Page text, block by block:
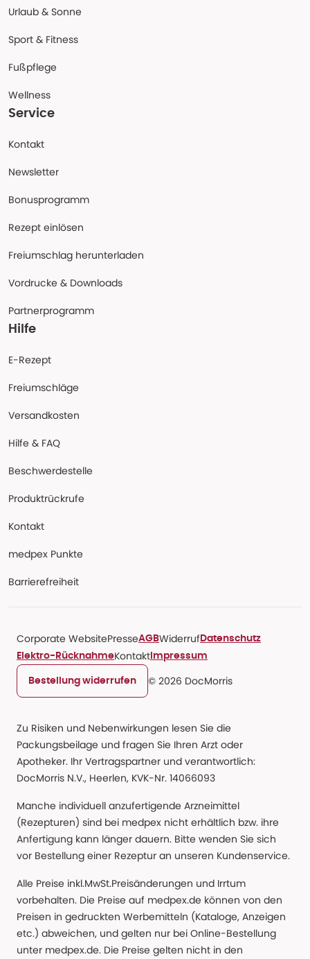
Urlaub & Sonne
Sport & Fitness
Fußpflege
Wellness
Service
Kontakt
Newsletter
Bonusprogramm
Rezept einlösen
Freiumschlag herunterladen
Vordrucke & Downloads
Partnerprogramm
Hilfe
E-Rezept
Freiumschläge
Versandkosten
Hilfe & FAQ
Beschwerdestelle
Produktrückrufe
Kontakt
medpex Punkte
Barrierefreiheit
Corporate WebsitePresseAGBWiderruf Datenschutz
Elektro-RücknahmeKontakt Impressum
Bestellung widerrufen © 2026 DocMorris
Zu Risiken und Nebenwirkungen lesen Sie die
Packungsbeilage und fragen Sie Ihren Arzt oder
Apotheker. Ihr Vertragspartner und verantwortlich:
DocMorris N.V., Heerlen, KVK-Nr. 14066093
Manche individuell anzufertigende Arzneimittel
(Rezepturen) sind bei medpex nicht erhältlich bzw. ihre
Anfertigung kann länger dauern. Bitte wenden Sie sich
vor Bestellung einer Rezeptur an unseren Kundenservice.
Alle Preise inkl.MwSt.Preisänderungen und Irrtum
vorbehalten. Die Preise auf medpex.de können von den
Preisen in gedruckten Werbemitteln (Kataloge, Anzeigen
etc.) abweichen, und gelten nur bei Online-Bestellung
unter medpex.de. Die Preise gelten nicht in den